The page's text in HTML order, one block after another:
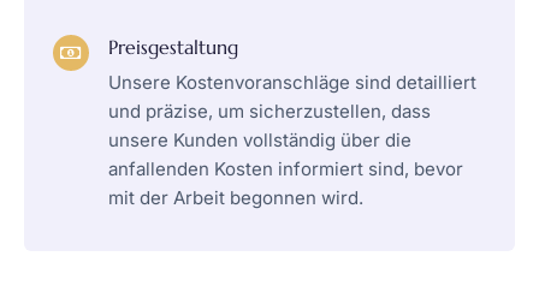
Preisgestaltung​
Unsere Kostenvoranschläge sind detailliert
und präzise, um sicherzustellen, dass
unsere Kunden vollständig über die
anfallenden Kosten informiert sind, bevor
mit der Arbeit begonnen wird.